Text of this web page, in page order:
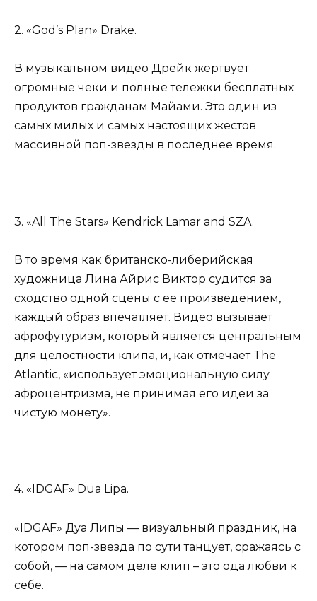
2. «God’s Plan» Drake.
В музыкальном видео Дрейк жертвует
огромные чеки и полные тележки бесплатных
продуктов гражданам Майами. Это один из
самых милых и самых настоящих жестов
массивной поп-звезды в последнее время.
3. «All The Stars» Kendrick Lamar and SZA.
В то время как британско-либерийская
художница Лина Айрис Виктор судится за
сходство одной сцены с ее произведением,
каждый образ впечатляет. Видео вызывает
афрофутуризм, который является центральным
для целостности клипа, и, как отмечает The
Atlantic, «использует эмоциональную силу
афроцентризма, не принимая его идеи за
чистую монету».
4. «IDGAF» Dua Lipa.
«IDGAF» Дуа Липы — визуальный праздник, на
котором поп-звезда по сути танцует, сражаясь с
собой, — на самом деле клип – это ода любви к
себе.